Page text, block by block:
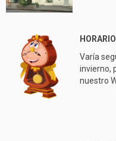
Varía
invierno,
nuestro